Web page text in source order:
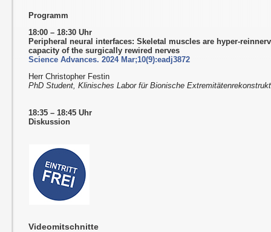
Programm
18:00 – 18:30 Uhr
Peripheral neural interfaces: Skeletal muscles are hyper-
capacity of the surgically rewired nerves
Science Advances. 2024 Mar;10(9):eadj3872
Herr Christopher Festin
PhD Student, Klinisches Labor für Bionische
18:35 – 18:45 Uhr
Diskussion
Videomitschnitte